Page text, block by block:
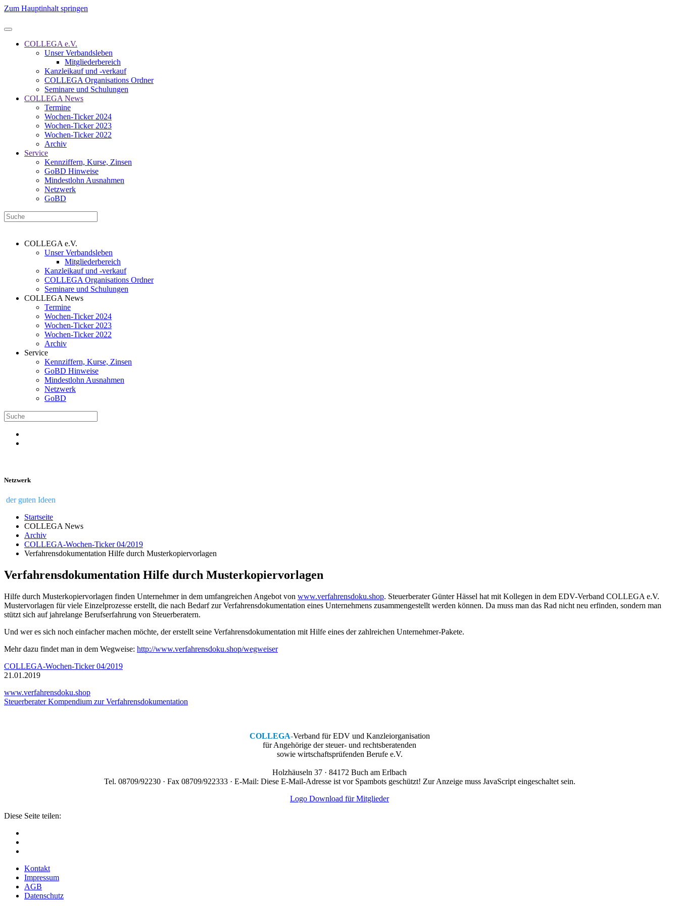
Zum Hauptinhalt springen
COLLEGA e.V.
Unser Verbandsleben
Mitgliederbereich
Kanzleikauf und -verkauf
COLLEGA Organisations Ordner
Seminare und Schulungen
COLLEGA News
Termine
Wochen-Ticker 2024
Wochen-Ticker 2023
Wochen-Ticker 2022
Archiv
Service
Kennziffern, Kurse, Zinsen
GoBD Hinweise
Mindestlohn Ausnahmen
Netzwerk
GoBD
COLLEGA e.V.
Unser Verbandsleben
Mitgliederbereich
Kanzleikauf und -verkauf
COLLEGA Organisations Ordner
Seminare und Schulungen
COLLEGA News
Termine
Wochen-Ticker 2024
Wochen-Ticker 2023
Wochen-Ticker 2022
Archiv
Service
Kennziffern, Kurse, Zinsen
GoBD Hinweise
Mindestlohn Ausnahmen
Netzwerk
GoBD
Netzwerk
der guten Ideen
Startseite
COLLEGA News
Archiv
COLLEGA-Wochen-Ticker 04/2019
Verfahrensdokumentation Hilfe durch Musterkopiervorlagen
Verfahrensdokumentation Hilfe durch Musterkopiervorlagen
Hilfe durch Musterkopiervorlagen finden Unternehmer in dem umfangreichen Angebot von www.verfahrensdoku.shop. Steuerberater Günter Hässel hat mit Kollegen in dem EDV-Verband COLLEGA e.V.
Mustervorlagen für viele Einzelprozesse erstellt, die nach Bedarf zur Verfahrensdokumentation eines Unternehmens zusammengestellt werden können. Da muss man das Rad nicht neu erfinden, sondern man
stützt sich auf jahrelange Berufserfahrung von Steuerberatern.
Und wer es sich noch einfacher machen möchte, der erstellt seine Verfahrensdokumentation mit Hilfe eines der zahlreichen Unternehmer-Pakete.
Mehr dazu findet man in dem Wegweise: http://www.verfahrensdoku.shop/wegweiser
COLLEGA-Wochen-Ticker 04/2019
21.01.2019
www.verfahrensdoku.shop
Steuerberater Kompendium zur Verfahrensdokumentation
COLLEGA-Verband für EDV und Kanzleiorganisation
für Angehörige der steuer- und rechtsberatenden
sowie wirtschaftsprüfenden Berufe e.V.
Holzhäuseln 37 · 84172 Buch am Erlbach
Tel. 08709/92230 · Fax 08709/922333 · E-Mail: Diese E-Mail-Adresse ist vor Spambots geschützt! Zur Anzeige muss JavaScript eingeschaltet sein.
Logo Download für Mitglieder
Diese Seite teilen:
Kontakt
Impressum
AGB
Datenschutz